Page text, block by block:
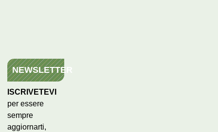
NEWSLETTER
ISCRIVETEVI
per essere
sempre
aggiornarti,